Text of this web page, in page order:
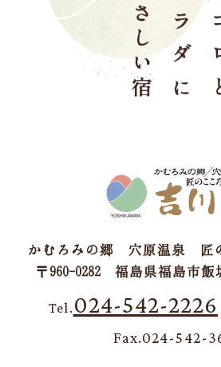
かむろみの郷 穴原温泉 匠
〒960-0282 福島県福島市飯
Tel. 024-542-2226
Fax.024-542-